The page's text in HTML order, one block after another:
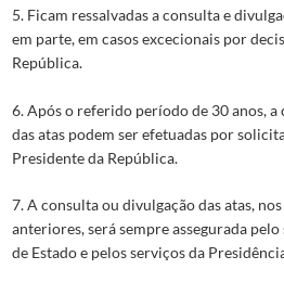
5. Ficam ressalvadas a consulta e
em parte, em casos excecionais por
República.
6. Após o referido período de 30 anos, a
das atas podem ser efetuadas por
Presidente da República.
7. A consulta ou divulgação das atas,
anteriores, será sempre assegurada
de Estado e pelos serviços da